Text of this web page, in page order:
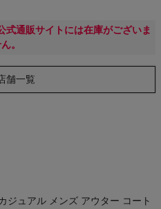
式通販サイトには在庫がございま
。
舗一覧
ジュアル メンズ アウター コート